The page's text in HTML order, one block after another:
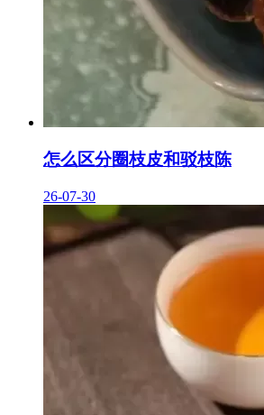
怎么区分圈枝皮和驳枝陈
26-07-30